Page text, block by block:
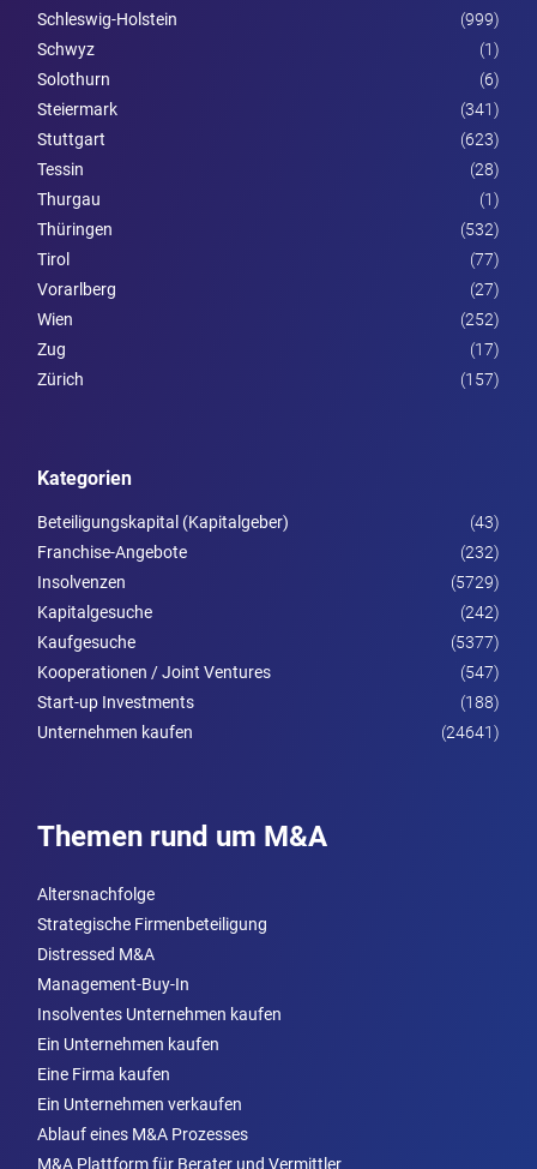
Schleswig-Holstein
(999)
Schwyz
(1)
Solothurn
(6)
Steier­mark
(341)
Stuttgart
(623)
Tessin
(28)
Thurgau
(1)
Thüringen
(532)
Tirol
(77)
Vorarl­berg
(27)
Wien
(252)
Zug
(17)
Zürich
(157)
Kategorien
Beteiligungskapital (Kapitalgeber)
(43)
Franchise-Angebote
(232)
Insolvenzen
(5729)
Kapitalgesuche
(242)
Kaufgesuche
(5377)
Kooperationen / Joint Ventures
(547)
Start-up Investments
(188)
Unternehmen kaufen
(24641)
Themen rund um M&A
Altersnachfolge
Strategische Firmenbeteiligung
Distressed M&A
Management-Buy-In
Insolventes Unternehmen kaufen
Ein Unternehmen kaufen
Eine Firma kaufen
Ein Unternehmen verkaufen
Ablauf eines M&A Prozesses
M&A Plattform für Berater und Vermittler